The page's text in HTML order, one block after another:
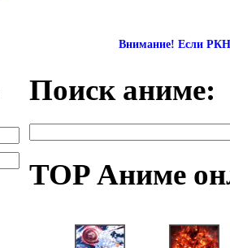
Внимание! Если РКН
Поиск аниме:
TOP Аниме